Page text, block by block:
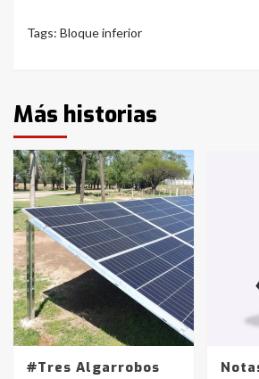
Tags: Bloque inferior
Más historias
#Tres Algarrobos